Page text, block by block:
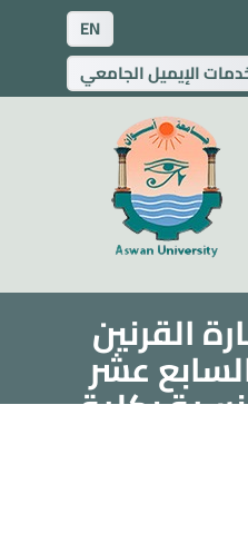
EN
الإيميل الجامعي
القرنين
عشر
بكلية